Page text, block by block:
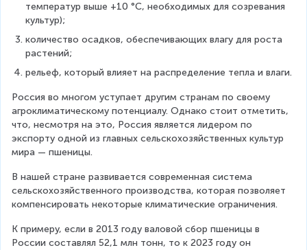
температур выше +10 °С, необходимых для созревания
культур);
количество осадков, обеспечивающих влагу для роста
растений;
рельеф, который влияет на распределение тепла и влаги.
Россия во многом уступает другим странам по своему
агроклиматическому потенциалу. Однако стоит отметить,
что, несмотря на это, Россия является лидером по
экспорту одной из главных сельскохозяйственных культур
мира — пшеницы.
В нашей стране развивается современная система
сельскохозяйственного производства, которая позволяет
компенсировать некоторые климатические ограничения.
К примеру, если в 2013 году валовой сбор пшеницы в
России составлял 52,1 млн тонн, то к 2023 году он